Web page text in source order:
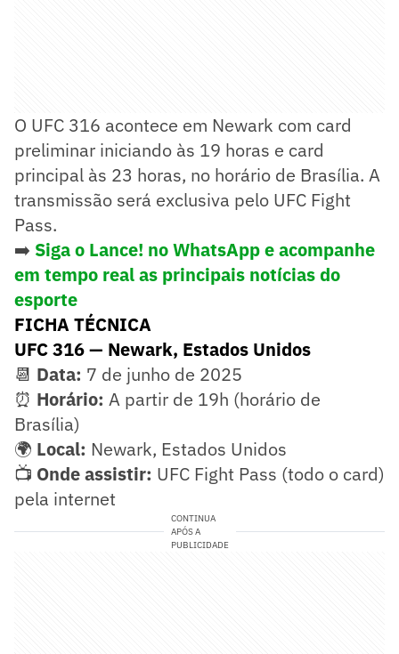
O UFC 316 acontece em Newark com card
preliminar iniciando às 19 horas e card
principal às 23 horas, no horário de Brasília. A
transmissão será exclusiva pelo UFC Fight
Pass.
➡️ Siga o Lance! no WhatsApp e acompanhe
em tempo real as principais notícias do
esporte
FICHA TÉCNICA
UFC 316 — Newark, Estados Unidos
📆 Data: 7 de junho de 2025
⏰ Horário: A partir de 19h (horário de
Brasília)
🌍 Local: Newark, Estados Unidos
📺 Onde assistir: UFC Fight Pass (todo o card)
pela internet
CONTINUA
APÓS A
PUBLICIDADE